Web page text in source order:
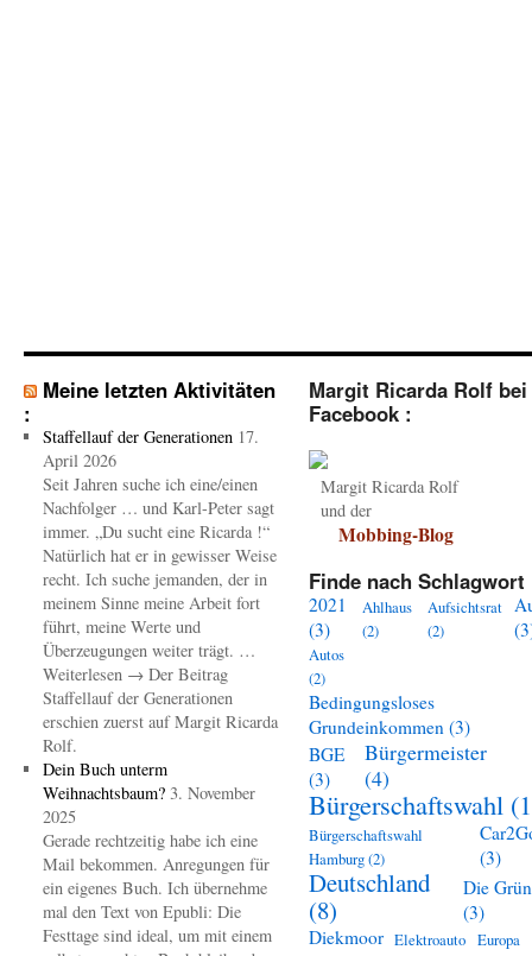
Meine letzten Aktivitäten
:
Staffellauf der Generationen 17.
April 2026
Seit Jahren suche ich eine/einen
Nachfolger … und Karl-Peter sagt
immer. „Du sucht eine Ricarda !“
Natürlich hat er in gewisser Weise
recht. Ich suche jemanden, der in
meinem Sinne meine Arbeit fort
führt, meine Werte und
Überzeugungen weiter trägt. …
Weiterlesen → Der Beitrag
Staffellauf der Generationen
erschien zuerst auf Margit Ricarda
Rolf.
Dein Buch unterm
Weihnachtsbaum? 3. November
2025
Gerade rechtzeitig habe ich eine
Mail bekommen. Anregungen für
ein eigenes Buch. Ich übernehme
mal den Text von Epubli: Die
Festtage sind ideal, um mit einem
Margit Ricarda Rolf bei
Facebook :
Margit Ricarda Rolf
und der
Mobbing-Blog
Finde nach Schlagwort
2021
(3)
Ahlhaus
(2)
Aufsichtsrat
(2)
Autos
(2)
Bedingungsloses
Grundeinkommen (3)
BGE
(3)
Bürgermeister
(4)
Bürgerschaftswahl
Bürgerschaftswahl
Hamburg(2)
(3)
Deutschland
(8)
Die
(3)
Diekmoor Elektroauto Europa